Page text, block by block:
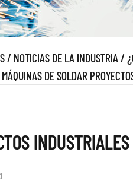
/ NOTICIAS DE LA INDUSTRIA/
MÁQUINAS DE SOLDAR